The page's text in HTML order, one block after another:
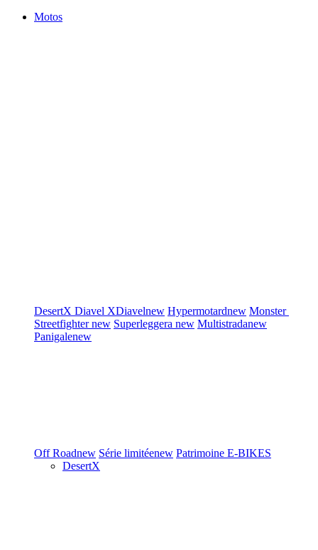
Motos
DesertX Diavel XDiavelnew Hypermotardnew Monster
Streetfighternew Superleggera new Multistradanew
Panigalenew
Off Roadnew Série limitéenew Patrimoine E-BIKES
DesertX